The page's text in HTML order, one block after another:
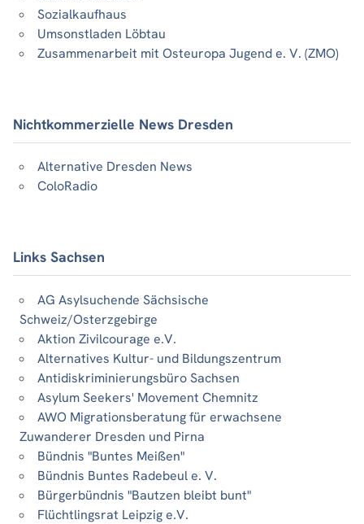
Sozialkaufhaus
Umsonstladen Löbtau
Zusammenarbeit mit Osteuropa Jugend e. V. (ZMO)
Nichtkommerzielle News Dresden
Alternative Dresden News
ColoRadio
Links Sachsen
AG Asylsuchende Sächsische
Schweiz/Osterzgebirge
Aktion Zivilcourage e.V.
Alternatives Kultur- und Bildungszentrum
Antidiskriminierungsbüro Sachsen
Asylum Seekers' Movement Chemnitz
AWO Migrationsberatung für erwachsene
Zuwanderer Dresden und Pirna
Bündnis "Buntes Meißen"
Bündnis Buntes Radebeul e. V.
Bürgerbündnis "Bautzen bleibt bunt"
Flüchtlingsrat Leipzig e.V.